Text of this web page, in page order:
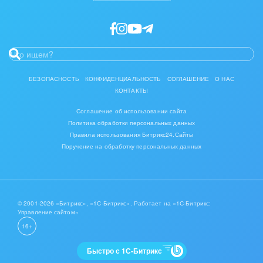
БЕЗОПАСНОСТЬ КОНФИДЕНЦИАЛЬНОСТЬ СОГЛАШЕНИЕ
О НАС
КОНТАКТЫ
Соглашение об использовании сайта
Политика обработки персональных данных
Правила использования Битрикс24.Сайты
Поручение на обработку персональных данных
© 2001-2026 «Битрикс», «1С-Битрикс». Работает на «1С-Битрикс:
Управление сайтом»
16+
Быстро с 1С-Битрикс